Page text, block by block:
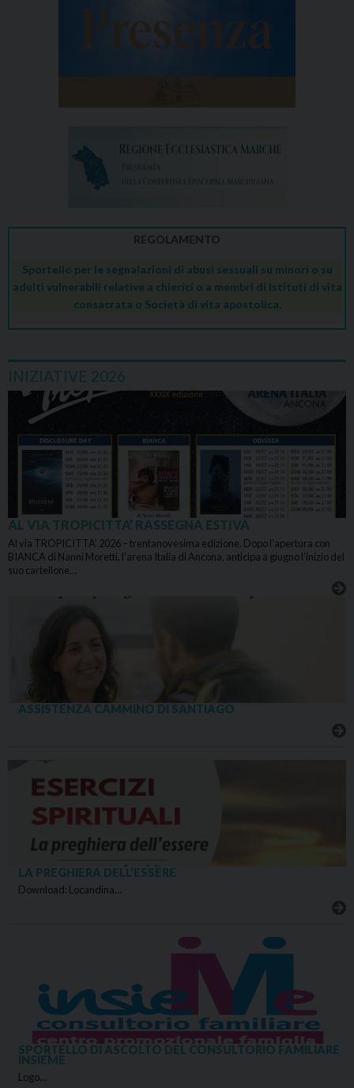
REGOLAMENTO
Sportello per le segnalazioni di abusi sessuali su minori o su
adulti vulnerabili relative a chierici o a membri di Istituti di vita
consacrata o Società di vita apostolica.
INIZIATIVE 2026
AL VIA TROPICITTA’ RASSEGNA ESTIVA
Al via TROPICITTA’ 2026 – trentanovesima edizione. Dopo l’apertura con
BIANCA di Nanni Moretti, l’arena Italia di Ancona, anticipa a giugno l’inizio del
suo cartellone…
ASSISTENZA CAMMINO DI SANTIAGO
LA PREGHIERA DELL’ESSERE
Download: Locandina…
SPORTELLO DI ASCOLTO DEL CONSULTORIO FAMILIARE
INSIEME
Logo…